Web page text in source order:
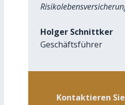
Holger Schnittker
Geschäftsführer
Kontaktieren